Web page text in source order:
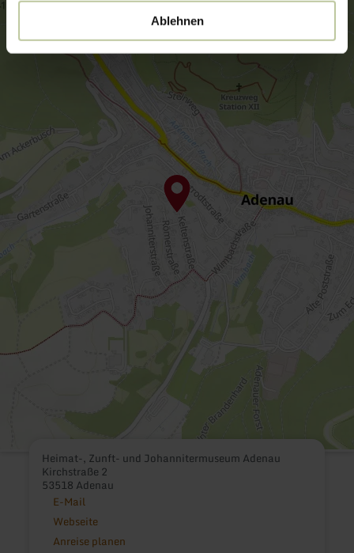
Ablehnen
Heimat-, Zunft- und Johannitermuseum Adenau
Kirchstraße 2
53518 Adenau
E-Mail
Webseite
Anreise planen